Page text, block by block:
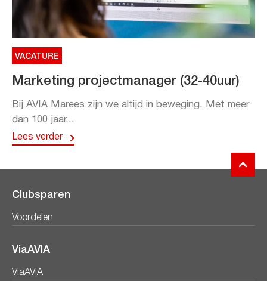
VACATURE
Marketing projectmanager (32-40uur)
Bij AVIA Marees zijn we altijd in beweging. Met meer
dan 100 jaar...
Lees verder
Clubsparen
Voordelen
ViaAVIA
ViaAVIA